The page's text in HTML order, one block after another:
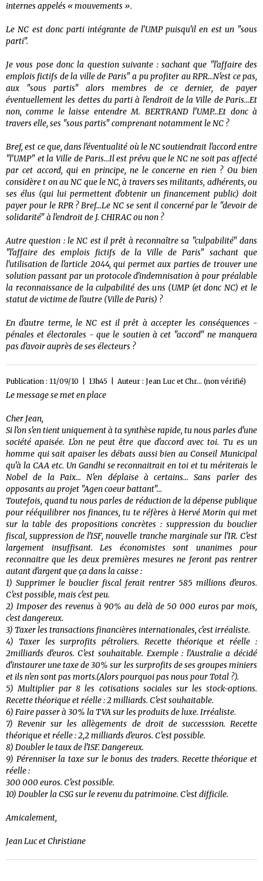
internes appelés « mouvements ».
Le NC est donc parti intégrante de l'UMP puisqu'il en est un "sous
parti".
Je vous pose donc la question suivante : sachant que "l'affaire des
emplois fictifs de la ville de Paris" a pu profiter au RPR...N'est ce pas,
aux "sous partis" alors membres de ce dernier, de payer
éventuellement les dettes du parti à l'endroit de la Ville de Paris...Et
non, comme le laisse entendre M. BERTRAND l'UMP...Et donc à
travers elle, ses "sous partis" comprenant notamment le NC ?
Bref, est ce que, dans l'éventualité où le NC soutiendrait l'accord entre
"l'UMP" et la Ville de Paris...Il est prévu que le NC ne soit pas affecté
par cet accord, qui en principe, ne le concerne en rien ? Ou bien
considère t on au NC que le NC, à travers ses militants, adhérents, ou
ses élus (qui lui permettent d'obtenir un financement public) doit
payer pour le RPR ? Bref...Le NC se sent il concerné par le "devoir de
solidarité" à l'endroit de J. CHIRAC ou non ?
Autre question : le NC est il prêt à reconnaître sa "culpabilité" dans
"l'affaire des emplois fictifs de la Ville de Paris" sachant que
l'utilisation de l'article 2044, qui permet aux parties de trouver une
solution passant par un protocole d'indemnisation à pour préalable
la reconnaissance de la culpabilité des uns (UMP (et donc NC) et le
statut de victime de l'autre (Ville de Paris) ?
En d'autre terme, le NC est il prêt à accepter les conséquences -
pénales et électorales - que le soutien à cet "accord" ne manquera
pas d'avoir auprès de ses électeurs ?
Publication : 11/09/10 | 13h45 | Auteur : Jean Luc et Chr... (non vérifié)
Le message se met en place
Cher Jean,
Si l'on s'en tient uniquement à ta synthèse rapide, tu nous parles d'une
société apaisée. L'on ne peut être que d'accord avec toi. Tu es un
homme qui sait apaiser les débats aussi bien au Conseil Municipal
qu'à la CAA etc. Un Gandhi se reconnaitrait en toi et tu mériterais le
Nobel de la Paix... N'en déplaise à certains... Sans parler des
opposants au projet "Agen coeur battant"...
Toutefois, quand tu nous parles de réduction de la dépense publique
pour rééquilibrer nos finances, tu te réfères à Hervé Morin qui met
sur la table des propositions concrètes : suppression du bouclier
fiscal, suppression de l'ISF, nouvelle tranche marginale sur l'IR. C'est
largement insuffisant. Les économistes sont unanimes pour
reconnaitre que les deux premières mesures ne feront pas rentrer
autant d'argent que ça dans la caisse :
1) Supprimer le bouclier fiscal ferait rentrer 585 millions d'euros.
C'est possible, mais c'est peu.
2) Imposer des revenus à 90% au delà de 50 000 euros par mois,
c'est dangereux.
3) Taxer les transactions financières internationales, c'est irréaliste.
4) Taxer les surprofits pétroliers. Recette théorique et réelle :
2milliards d'euros. C'est souhaitable. Exemple : l'Australie a décidé
d'instaurer une taxe de 30% sur les surprofits de ses groupes miniers
et ils n'en sont pas morts.(Alors pourquoi pas nous pour Total ?).
5) Multiplier par 8 les cotisations sociales sur les stock-options.
Recette théorique et réelle : 2 milliards. C'est souhaitable.
6) Faire passer à 30% la TVA sur les produits de luxe. Irréaliste.
7) Revenir sur les allègements de droit de successsion. Recette
théorique et réelle : 2,2 milliards d'euros. C'est possible.
8) Doubler le taux de l'ISF. Dangereux.
9) Pérenniser la taxe sur le bonus des traders. Recette théorique et
réelle :
300 000 euros. C'est possible.
10) Doubler la CSG sur le revenu du patrimoine. C'est difficile.
Amicalement,
Jean Luc et Christiane